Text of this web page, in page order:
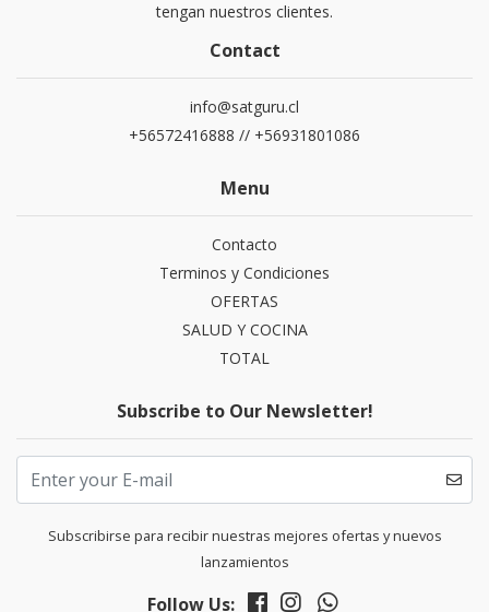
tengan nuestros clientes.
Contact
info@satguru.cl
+56572416888 // +56931801086
Menu
Contacto
Terminos y Condiciones
OFERTAS
SALUD Y COCINA
TOTAL
Subscribe to Our Newsletter!
Subscribirse para recibir nuestras mejores ofertas y nuevos
lanzamientos
Follow Us: